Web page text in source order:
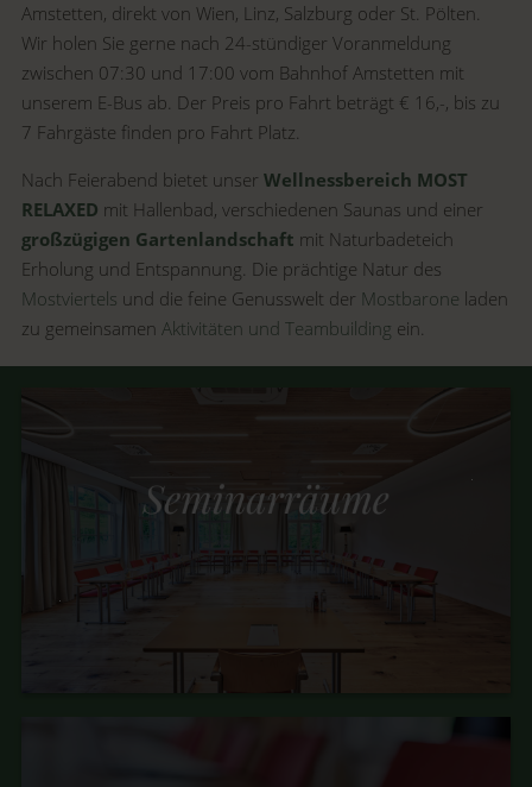
Amstetten, direkt von Wien, Linz, Salzburg oder St. Pölten.
Wir holen Sie gerne nach 24-stündiger Voranmeldung
zwischen 07:30 und 17:00 vom Bahnhof Amstetten mit
unserem E-Bus ab. Der Preis pro Fahrt beträgt € 16,-, bis zu
7 Fahrgäste finden pro Fahrt Platz.
Nach Feierabend bietet unserWellnessbereich MOST
RELAXED mit Hallenbad, verschiedenen Saunas und einer
großzügigen Gartenlandschaft mit Naturbadeteich
Erholung und Entspannung. Die prächtige Natur des
Mostviertels und die feine Genusswelt der Mostbarone laden
zu gemeinsamenAktivitäten und Teambuilding ein.